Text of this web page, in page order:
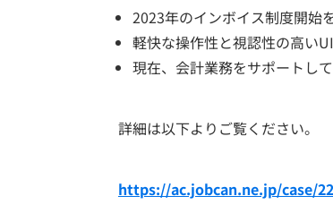
2023年のインボイス制度開始
軽快な操作性と視認性の高い
現在、会計業務をサポートし
詳細は以下よりご覧ください。
https://ac.jobcan.ne.jp/case/